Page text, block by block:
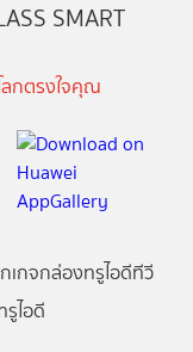
SMART
กตรงใจคุณ
เกจกล่องทรูไอดีทีวี
ไอดี